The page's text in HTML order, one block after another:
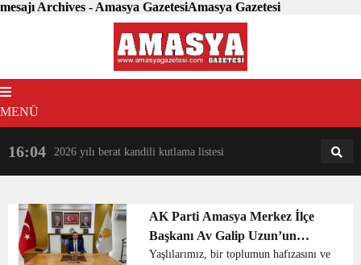
mesajı Archives - Amasya GazetesiAmasya Gazetesi
MENÜ
16:04 2026 yılı berat kandili kutlama listesi 18:31
AK Parti Amasya Merkez İlçe
Başkanı Av Galip Uzun’un
“Yaşlılar Haftası” Kutlama Mesajı
Yaşlılarımız, bir toplumun hafızasını ve